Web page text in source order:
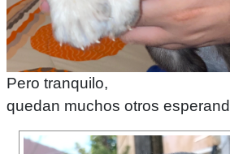
Pero tranquilo,
quedan muchos otros